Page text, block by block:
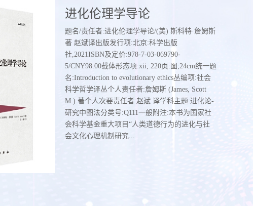
万物起源
题名/责任者:万物起源/(德) 尤尔根·考博著 王景
文译出版发行项:沈阳:辽宁科学技术出版
社,2022ISBN及定价:978-7-5591-1869-
1/CNY49.80载体形态项:383页;21cm统一题
名:Anfange Von Allem个人责任者:考博 (Kaube,
Jurgen) 著个人次要责任者:王景文 译学科主题:人
类起源-普及读物中图法分类号:Q981.1中图法分
类号:Q98责任者附注:尤尔根·考伯, 是一位著名的
科普作家, 在成为《法兰克福综报》编辑之前是
社会学讲师。2015年, 他成为报...
南医书舍 第111期 读者评书
公共图书馆大众化服务研究
《公共图书馆大众化服务研究》是一部理论与实
践并重、学术性与实用性兼具的专著，既是公共
图书馆转型的“路线图”，也是文化惠民的“施工
图”。当全民阅读成为国家风尚，当文化公平照
亮每个角落，我们终将懂得：最好的图书馆，不
在建筑的雄伟，而在它融入百姓生活的温柔尺
度。全书以缜密的学术论证回应时代命题，用鲜
活的实践案例注解理论创新，为公共文化服务研
究领域贡献了兼具思想深度与实践温度的研究成
社科类热门借阅榜单
这是蒋勋在长达半个世纪的时间里，数十次阅读
《红楼梦》后的心血之作。 无关红学，不涉及考
证，作者从青春与美的角度出发，带领读者逐字
逐句细读小说本身，梳理《红楼梦》中的人物与
情感，探寻书中表达的繁华的幻灭、逝去的哀
伤，讲述青春的孤独、寂寞与彷徨。这是一个生
命对其余生命的叩问与聆听。跟蒋勋读《红楼
梦》，仿佛是在阅读自己的一生。 蒋勋说：我是
把《红楼梦》当“佛经”来读的，因为处处都是慈
悲，也处处都是觉悟。